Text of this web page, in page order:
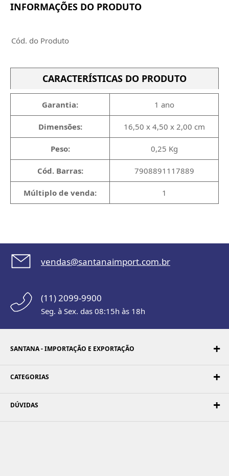
INFORMAÇÕES DO PRODUTO
Cód. do Produto
CARACTERÍSTICAS DO PRODUTO
Garantia: 1 ano
Dimensões: 16,50 x 4,50 x 2,00 cm
Peso: 0,25 Kg
Cód. Barras: 7908891117889
Múltiplo de venda: 1
vendas@santanaimport.com.br
(11) 2099-9900
Seg. à Sex. das 08:15h às 18h
SANTANA - IMPORTAÇÃO E EXPORTAÇÃO
CATEGORIAS
DÚVIDAS